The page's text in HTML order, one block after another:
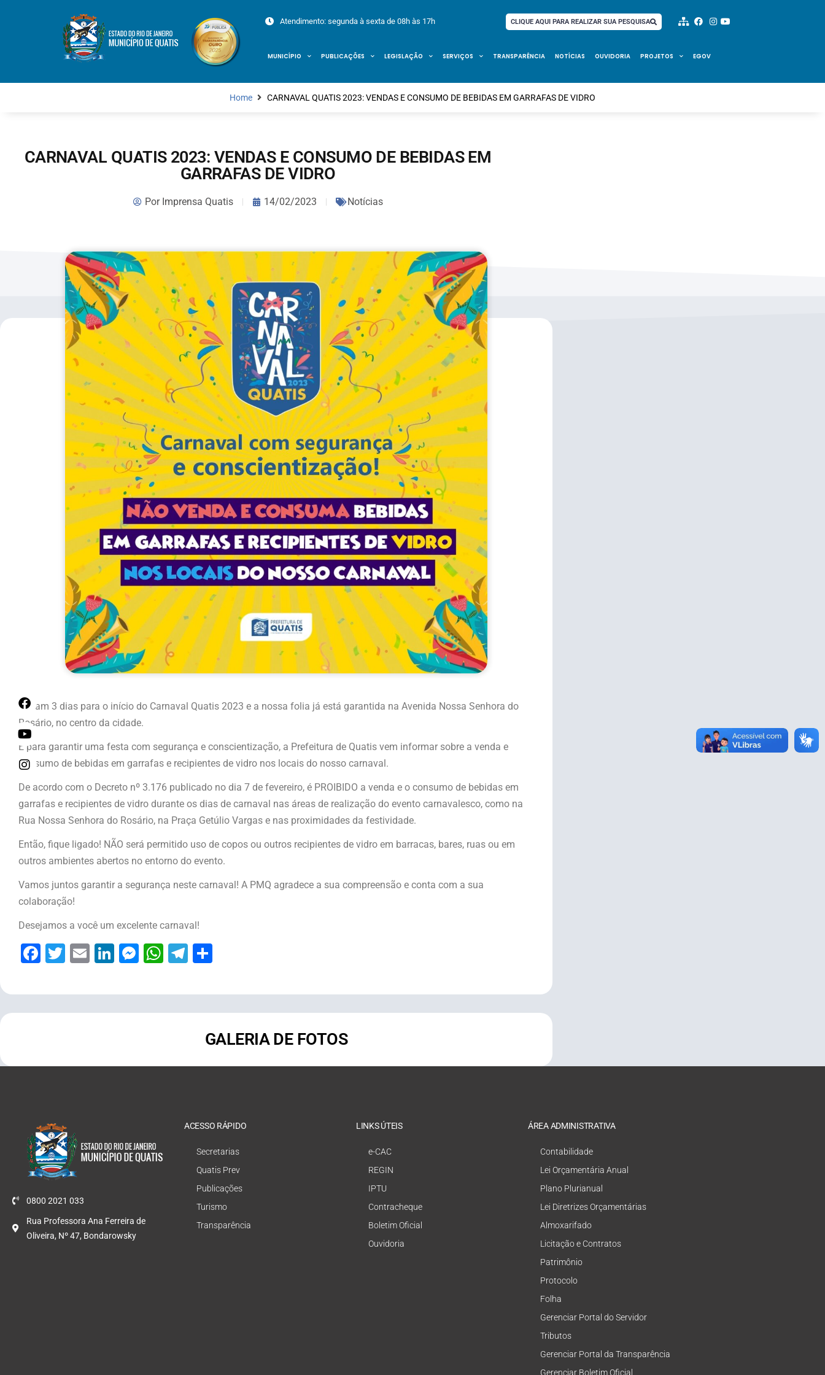
Atendimento: segunda à sexta de 08h às 17h CLIQUE AQUI PARA REALIZAR SUA PESQUISA
MUNICÍPIO PUBLICAÇÕES LEGISLAÇÃO SERVIÇOS TRANSPARÊNCIA NOTÍCIAS OUVIDORIA PROJETOS EGOV
Home CARNAVAL QUATIS 2023: VENDAS E CONSUMO DE BEBIDAS EM GARRAFAS DE VIDRO
CARNAVAL QUATIS 2023: VENDAS E CONSUMO DE BEBIDAS EM
GARRAFAS DE VIDRO
PorImprensa Quatis 14/02/2023 Notícias
Faltam 3 dias para o início do Carnaval Quatis 2023 e a nossa folia já está garantida na Avenida Nossa Senhora do
Rosário, no centro da cidade.
E para garantir uma festa com segurança e conscientização, a Prefeitura de Quatis vem informar sobre a venda e
consumo de bebidas em garrafas e recipientes de vidro nos locais do nosso carnaval.
De acordo com o Decreto nº 3.176 publicado no dia 7 de fevereiro, é PROIBIDO a venda e o consumo de bebidas em
garrafas e recipientes de vidro durante os dias de carnaval nas áreas de realização do evento carnavalesco, como na
Rua Nossa Senhora do Rosário, na Praça Getúlio Vargas e nas proximidades da festividade.
Então, fique ligado! NÃO será permitido uso de copos ou outros recipientes de vidro em barracas, bares, ruas ou em
outros ambientes abertos no entorno do evento.
Vamos juntos garantir a segurança neste carnaval! A PMQ agradece a sua compreensão e conta com a sua
colaboração!
Desejamos a você um excelente carnaval!
Facebook
Twitter
EmailLinkedIn
Messenger
WhatsApp
Telegram
GALERIA DE FOTOS
0800 2021 033
Rua Professora Ana Ferreira de
Oliveira, Nº 47, Bondarowsky
ACESSO RÁPIDO
Secretarias
Quatis Prev
Publicações
Turismo
Transparência
LINKS ÚTEIS
e-CAC
REGIN
IPTU
Contracheque
Boletim Oficial
Ouvidoria
ÁREA ADMINISTRATIVA
Contabilidade
Lei Orçamentária Anual
Plano Plurianual
Lei Diretrizes Orçamentárias
Almoxarifado
Licitação e Contratos
Patrimônio
Protocolo
Folha
Gerenciar Portal do Servidor
Tributos
Gerenciar Portal da Transparência
Gerenciar Boletim Oficial